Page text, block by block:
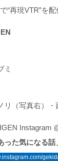
“再現VTR”を
ミ
リ（写真右）・
Instagram
った気になる話